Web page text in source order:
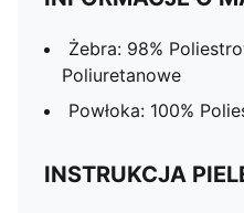
Żebra: 98%
Poliuretanowe
Powłoka: 100%
INSTRUKCJA